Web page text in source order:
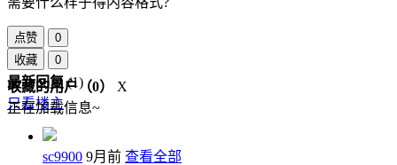
点赞
0
收藏
0
收藏的用户（0）
X
正在加载信息~
最新回复(1)
只看楼主
sc9900 9月前 查看全部